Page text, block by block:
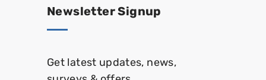
Newsletter Signup
Get latest updates, news,